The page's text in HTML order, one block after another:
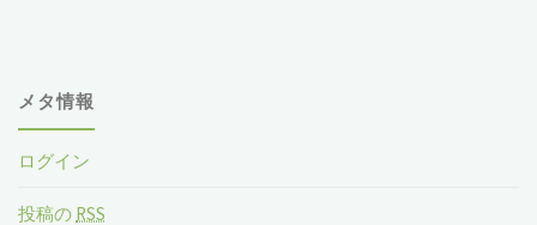
メタ情報
ログイン
投稿の RSS